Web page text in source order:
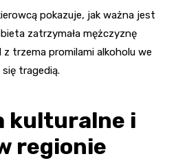
pokazuje, jak ważna jest
zatrzymała mężczyznę
trzema promilami alkoholu we
tragedią.
kulturalne i
regionie